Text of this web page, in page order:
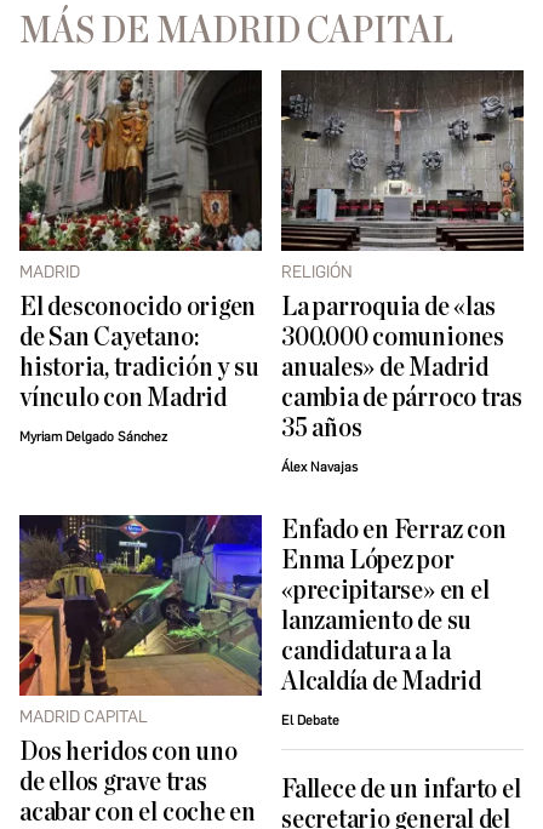
MÁS DE MADRID CAPITAL
MADRID
El desconocido origen
de San Cayetano:
historia, tradición y su
vínculo con Madrid
Myriam Delgado Sánchez
RELIGIÓN
La parroquia de «las
300.000 comuniones
anuales» de Madrid
cambia de párroco tras
35 años
Álex Navajas
MADRID CAPITAL
Dos heridos con uno
de ellos grave tras
acabar con el coche en
Enfado en Ferraz con
Enma López por
«precipitarse» en el
lanzamiento de su
candidatura a la
Alcaldía de Madrid
El Debate
Fallece de un infarto el
secretario general del